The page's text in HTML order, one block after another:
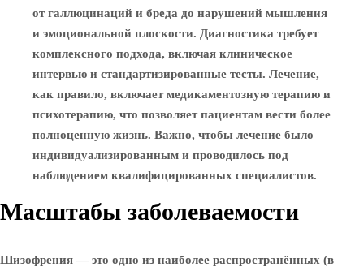
от галлюцинаций и бреда до нарушений мышления
и эмоциональной плоскости. Диагностика требует
комплексного подхода, включая клиническое
интервью и стандартизированные тесты. Лечение,
как правило, включает медикаментозную терапию и
психотерапию, что позволяет пациентам вести более
полноценную жизнь. Важно, чтобы лечение было
индивидуализированным и проводилось под
наблюдением квалифицированных специалистов.
Масштабы заболеваемости
Шизофрения — это одно из наиболее распространённых (в